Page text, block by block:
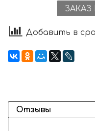
Добавить в
Отзывы